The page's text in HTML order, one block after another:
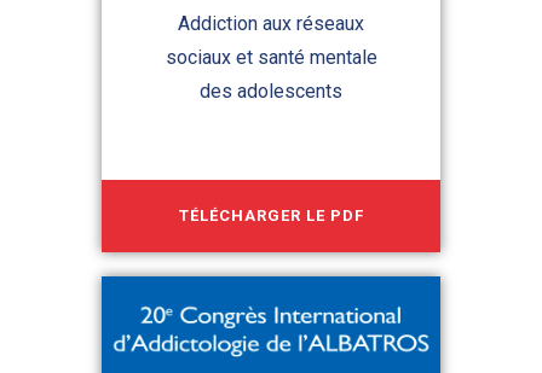
Addiction aux réseaux
sociaux et santé mentale
des adolescents
TÉLÉCHARGER LE PDF